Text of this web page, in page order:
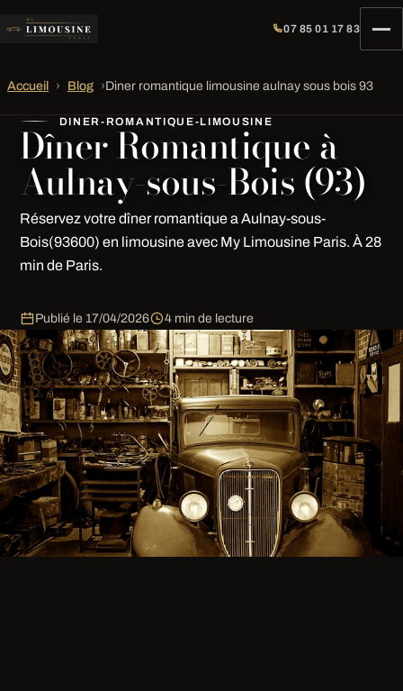
07 85 01 17 83
Accueil › Blog ›Diner romantique limousine aulnay sous bois 93
DINER-ROMANTIQUE-LIMOUSINE
Dîner Romantique à
Aulnay-sous-Bois (93)
Réservez votre dîner romantique a Aulnay-sous-
Bois(93600) en limousine avec My Limousine Paris. À 28
min de Paris.
Publié le 17/04/2026 4 min de lecture